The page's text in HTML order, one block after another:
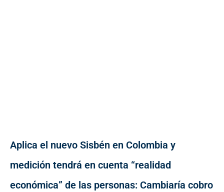
Aplica el nuevo Sisbén en Colombia y
medición tendrá en cuenta “realidad
económica” de las personas: Cambiaría cobro